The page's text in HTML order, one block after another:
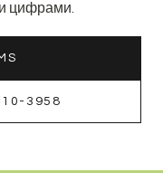
цифрами.
3958